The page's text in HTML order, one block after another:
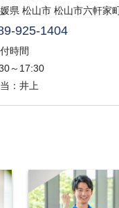
県 松山市 松山市六軒家
925-1404
時間
～17:30
：井上